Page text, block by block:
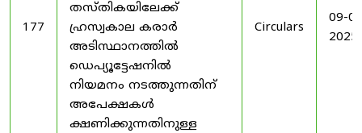
177
തസ്തികയിലേക്ക്
ഹ്രസ്വകാല കരാർ
അടിസ്ഥാനത്തിൽ
ഡെപ്യൂട്ടേഷനിൽ
നിയമനം നടത്തുന്നതിന്
അപേക്ഷകൾ
ക്ഷണിക്കുന്നതിനുള്ള
Circulars
09-
2025